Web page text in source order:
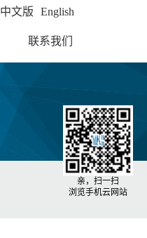
中文版 English
联系我们
亲，扫一扫
浏览手机云网站